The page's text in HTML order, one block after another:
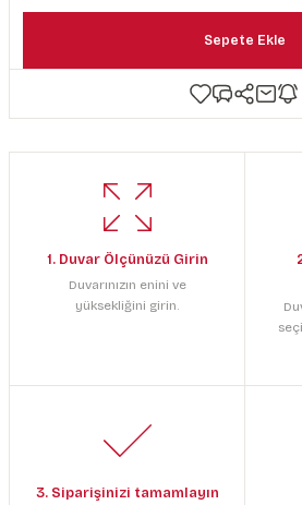
Sepete Ekle
1. Duvar Ölçünüzü Girin
Duvarınızın enini ve
yüksekliğini girin.
3. Siparişinizi tamamlayın